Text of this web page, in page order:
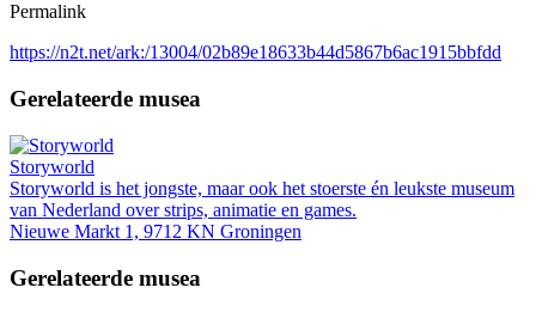
Permalink
https://n2t.net/ark:/13004/02b89e18633b44d5867b6ac1915bbfdd
Gerelateerde musea
Storyworld
Storyworld is het jongste, maar ook het stoerste én leukste museum
van Nederland over strips, animatie en games.
Nieuwe Markt 1, 9712 KN Groningen
Gerelateerde musea